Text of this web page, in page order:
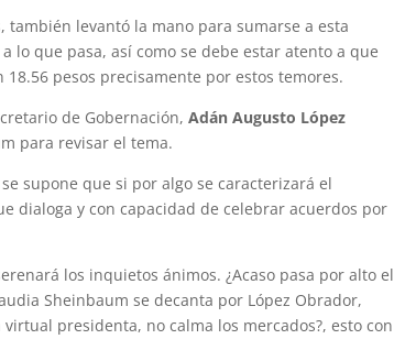
también levantó la mano para sumarse a esta
lo que pasa, así como se debe estar atento a que
pesos precisamente por estos temores.
de Gobernación,Adán Augusto López
para revisar el tema.
supone que si por algo se caracterizará el
dialoga y con capacidad de celebrar acuerdos por
los inquietos ánimos. ¿Acaso pasa por alto el
Sheinbaum se decanta por López Obrador,
presidenta, no calma los mercados?, esto con